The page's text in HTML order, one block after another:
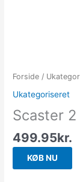
Forside /
Ukategoriseret
Scaster
499.95kr.
KØB NU